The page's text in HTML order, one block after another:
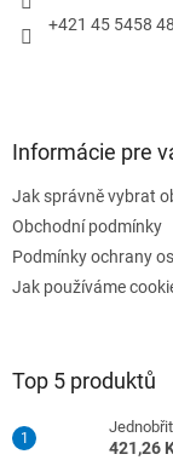
+421 45 5458
Informácie pre
Jak správně vybrat
Obchodní podmínky
Podmínky ochrany
Jak používáme
Top 5 produktů
421,26